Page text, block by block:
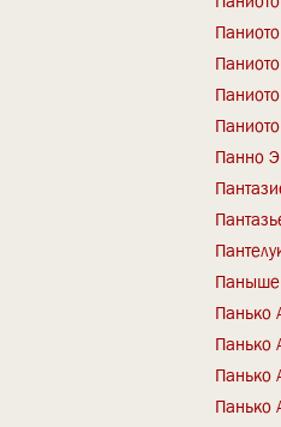
Панно
Панько
Панько
Панько
Панько